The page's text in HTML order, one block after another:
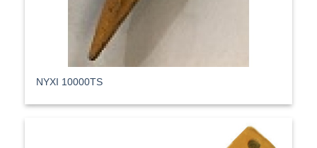
ΝΥΧΙ 10000TS